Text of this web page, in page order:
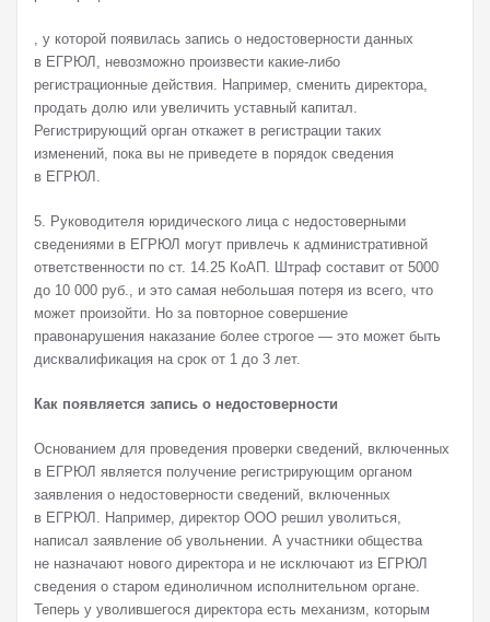
, у которой появилась запись о недостоверности данных
в ЕГРЮЛ, невозможно произвести какие-либо
регистрационные действия. Например, сменить директора,
продать долю или увеличить уставный капитал.
Регистрирующий орган откажет в регистрации таких
изменений, пока вы не приведете в порядок сведения
в ЕГРЮЛ.
5. Руководителя юридического лица с недостоверными
сведениями в ЕГРЮЛ могут привлечь к административной
ответственности по ст. 14.25 КоАП. Штраф составит от 5000
до 10 000 руб., и это самая небольшая потеря из всего, что
может произойти. Но за повторное совершение
правонарушения наказание более строгое — это может быть
дисквалификация на срок от 1 до 3 лет.
Как появляется запись о недостоверности
Основанием для проведения проверки сведений, включенных
в ЕГРЮЛ является получение регистрирующим органом
заявления о недостоверности сведений, включенных
в ЕГРЮЛ. Например, директор ООО решил уволиться,
написал заявление об увольнении. А участники общества
не назначают нового директора и не исключают из ЕГРЮЛ
сведения о старом единоличном исполнительном органе.
Теперь у уволившегося директора есть механизм, которым